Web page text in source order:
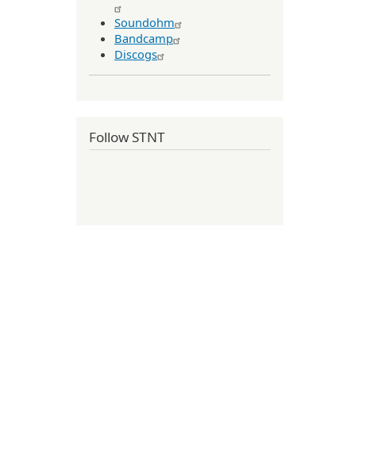
Soundohm
Bandcamp
Discogs
Follow STNT